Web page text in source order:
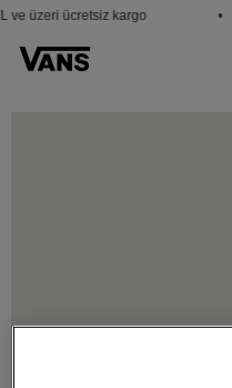
ve üzeri ücretsiz kargo •